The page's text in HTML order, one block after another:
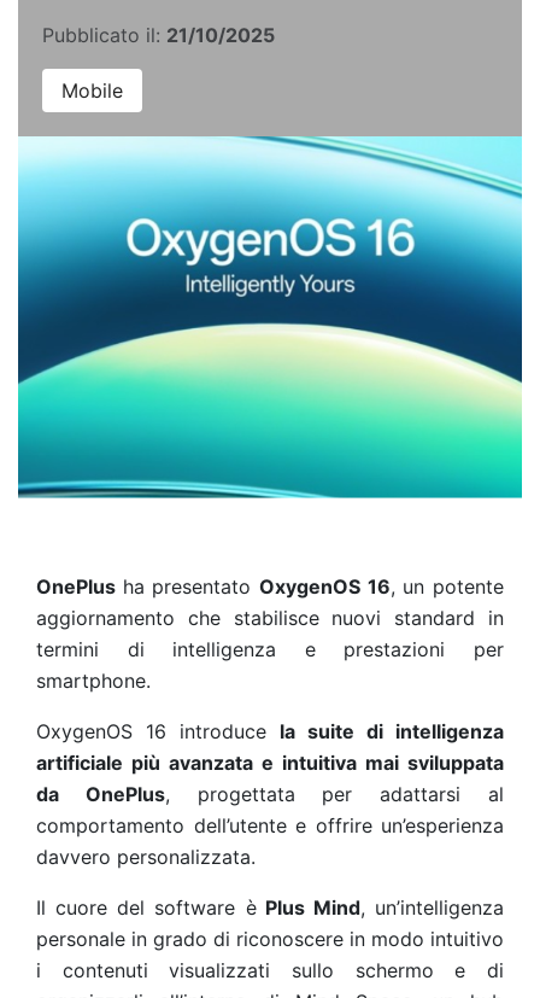
Pubblicato il: 21/10/2025
Mobile
OnePlus ha presentatoOxygenOS 16, un potente
aggiornamento che stabilisce nuovi standard in
termini di intelligenza e prestazioni per
smartphone.
OxygenOS 16 introduce la suite di intelligenza
artificiale più avanzata e intuitiva mai sviluppata
da OnePlus, progettata per adattarsi al
comportamento dell’utente e offrire un’esperienza
davvero personalizzata.
Il cuore del software èPlus Mind, un’intelligenza
personale in grado di riconoscere in modo intuitivo
i contenuti visualizzati sullo schermo e di